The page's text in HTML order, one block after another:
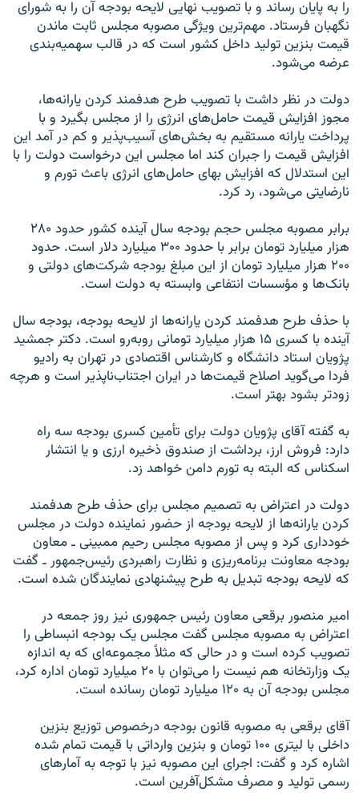
را به پایان رساند و با تصویب نهایی لایحه بودجه آن را به شورای
نگهبان فرستاد. مهم‌ترین ویژگی مصوبه مجلس ثابت ماندن
قيمت بنزين توليد داخل کشور است که در قالب سهميه‌بندی
عرضه می‌شود.
دولت در نظر داشت با تصویب طرح هدفمند کردن یارانه‌ها،
مجوز افزایش قیمت حامل‌های انرژی را از مجلس بگیرد و با
پرداخت یارانه مستقیم به بخش‌های آسیب‌پذیر و کم در آمد این
افزایش قیمت را جبران کند اما مجلس این درخواست دولت را با
این استدلال که افزایش بهای حامل‌های انرژی باعث تورم و
نارضایتی می‌شود، رد کرد.
برابر مصوبه مجلس حجم بودجه سال آینده کشور حدود ۲۸۰
هزار میلیارد تومان برابر با حدود ۳۰۰ میلیارد دلار است. حدود
۲۰۰ هزار میلیارد تومان از این مبلغ بودجه شرکت‌های دولتی و
بانک‌ها و مؤسسات انتفاعی وابسته به دولت است.
با حذف طرح هدفمند کردن یارانه‌ها از لایحه بودجه، بودجه سال
آینده با کسری ۱۵ هزار میلیارد تومانی روبه‌رو است. دکتر جمشید
پژویان استاد دانشگاه و کارشناس اقتصادی در تهران به رادیو
فردا می‌گوید اصلاح قیمت‌ها در ایران اجتناب‌ناپذیر است و هرچه
زودتر بشود بهتر است.
به گفته آقای پژویان دولت برای تأمین کسری بودجه سه راه
دارد: فروش ارز، برداشت از صندوق ذخیره ارزی و یا انتشار
اسکناس که البته به تورم دامن خواهد زد.
دولت در اعتراض به تصمیم مجلس برای حذف طرح هدفمند
کردن یارانه‌ها از لایحه بودجه از حضور نماینده دولت در مجلس
خودداری کرد و پس از مصوبه مجلس رحيم ممبينی ـ معاون
بودجه معاونت برنامه‌ريزی و نظارت راهبردی رئيس‌جمهور ـ گفت
كه لايحه بودجه تبديل به طرح پيشنهادی نمايندگان شده است.
امير منصور برقعی معاون رئیس جمهوری نیز روز جمعه در
اعتراض به مصوبه مجلس گفت مجلس یک بودجه انبساطی را
تصویب کرده است و در حالی که مثلاً مجموعه‌ای که به اندازه
يک وزارتخانه هم نيست را می‌توان با ۲۰ ميليارد تومان اداره کرد،
مجلس بودجه آن به ۱۲۰ ميليارد تومان رسانده است.
آقای برقعی ‌به مصوبه قانون بودجه درخصوص توزيع بنزين
داخلی با ليتری ۱۰۰ تومان و بنزين وارداتی با قيمت تمام شده
اشاره کرد و گفت: ‌اجرای اين مصوبه نيز با توجه به آمارهای
رسمی توليد و مصرف مشکل‌آفرين است.